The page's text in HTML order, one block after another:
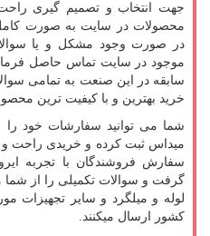
جهت انتخاب و تصمیم گیری
محصولات در سایت به صورت
در صورت وجود مشکل و یا
موجود در سایت تماس حاصل
سابقه در این صنعت به تمامی
خرید بهترین و با کیفیت ترین
شما می توانید سفارشات خود را
میداس ثبت کرده و خریدی راحت و
سفارش فروشندگان با تجربه
گرفت و سوالات تکمیلی را از شما
لوله و میلگرد و سایر تجهیزات
کشور ارسال میکنند.